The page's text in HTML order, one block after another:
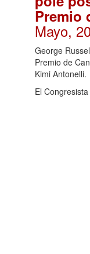
Premio
Mayo,
George
Premio de
Kimi Antonelli.
El Congresista